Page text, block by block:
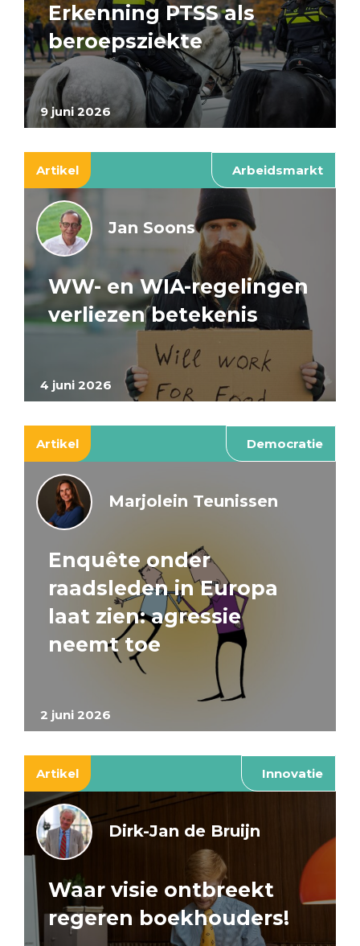
9 juni 2026
Erkenning PTSS als
beroepsziekte
Artikel Arbeidsmarkt
4 juni 2026
Jan Soons
WW- en WIA-regelingen
verliezen betekenis
Artikel Democratie
2 juni 2026
Marjolein Teunissen
Enquête onder
raadsleden in Europa
laat zien: agressie
neemt toe
Artikel Innovatie
Dirk-Jan de Bruijn
Waar visie ontbreekt
regeren boekhouders!